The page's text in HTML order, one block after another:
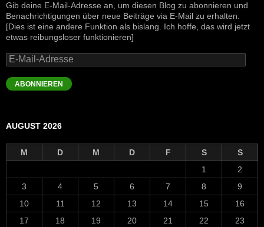
Gib deine E-Mail-Adresse an, um diesen Blog zu abonnieren und
Benachrichtigungen über neue Beiträge via E-Mail zu erhalten.
[Dies ist eine andere Funktion als bislang. Ich hoffe, das wird jetzt
etwas reibungsloser funktionieren]
E-
Mail-
Adresse
ABONNIEREN
AUGUST 2026
M D M D F S
S
1
2
3
4 5 6 7 8
9
10
11 12 13 14 15
16
17
18 19 20 21 22
23